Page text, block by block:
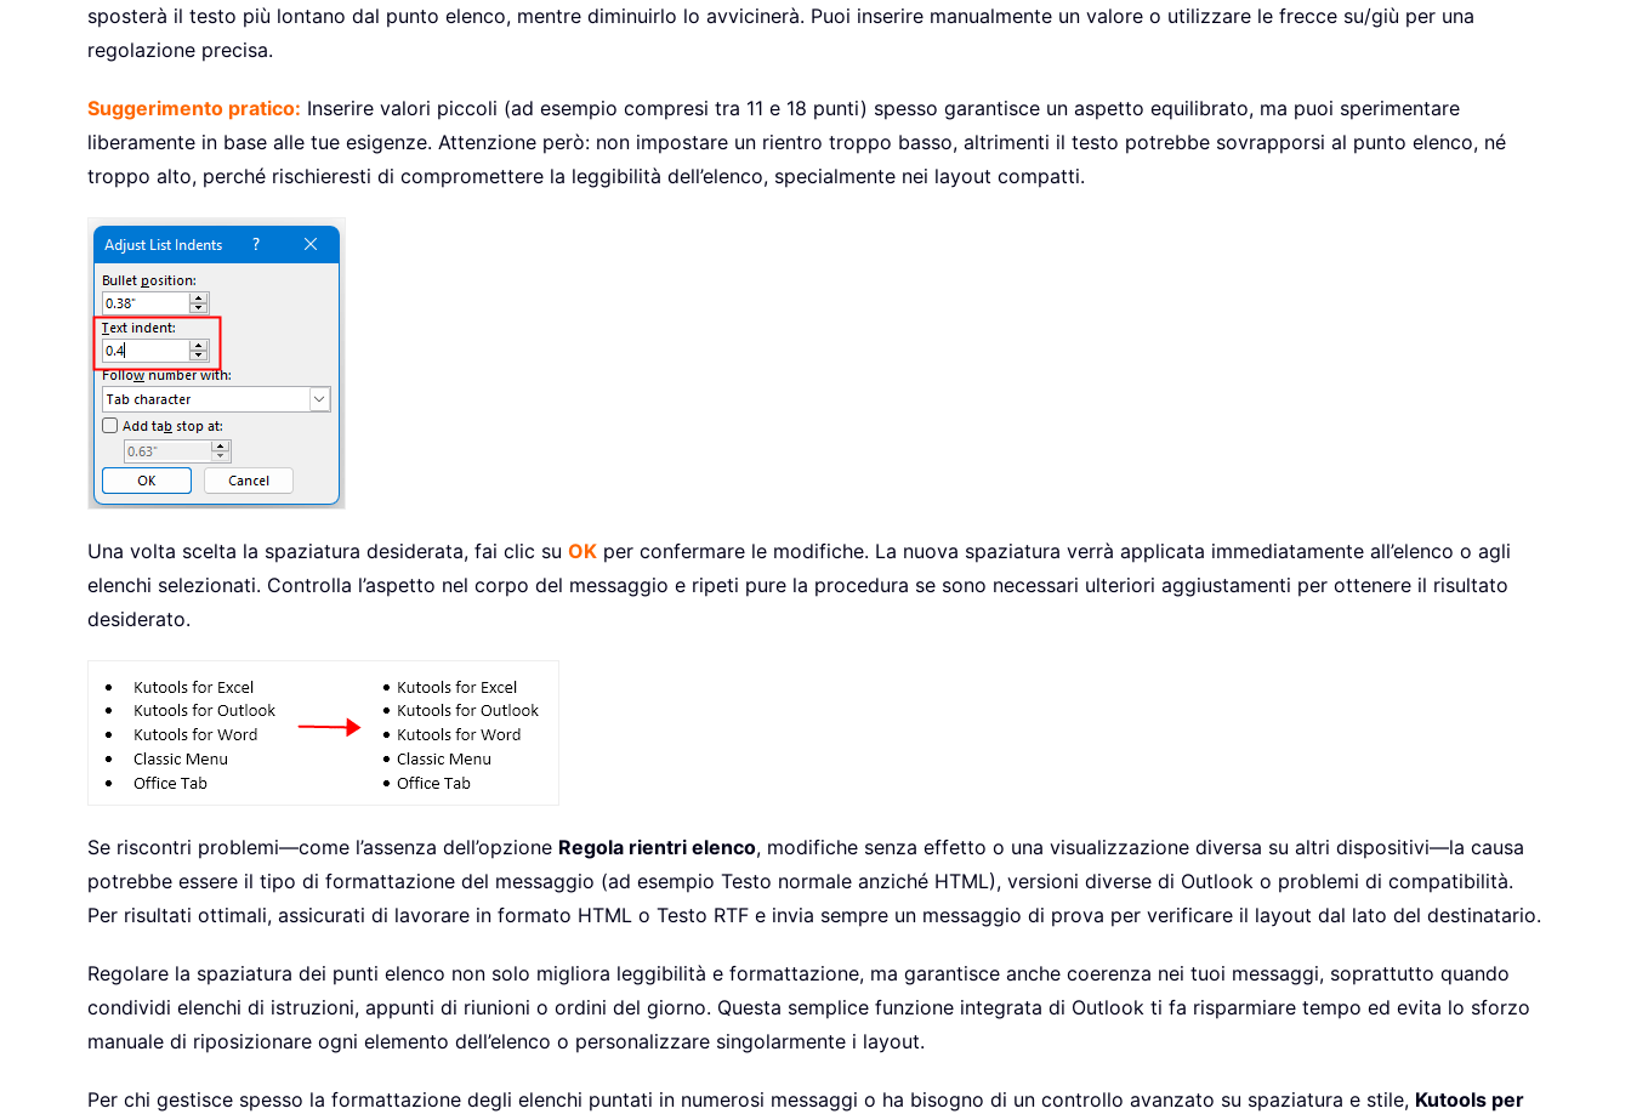
sposterà il testo più lontano dal punto elenco, mentre diminuirlo lo avvicinerà. Puoi inserire manualmente un valore o utilizzare le frecce su/giù per una
regolazione precisa.
Suggerimento pratico: Inserire valori piccoli (ad esempio compresi tra 11 e 18 punti) spesso garantisce un aspetto equilibrato, ma puoi sperimentare
liberamente in base alle tue esigenze. Attenzione però: non impostare un rientro troppo basso, altrimenti il testo potrebbe sovrapporsi al punto elenco, né
troppo alto, perché rischieresti di compromettere la leggibilità dell’elenco, specialmente nei layout compatti.
Una volta scelta la spaziatura desiderata, fai clic su OK per confermare le modifiche. La nuova spaziatura verrà applicata immediatamente all’elenco o agli
elenchi selezionati. Controlla l’aspetto nel corpo del messaggio e ripeti pure la procedura se sono necessari ulteriori aggiustamenti per ottenere il risultato
desiderato.
Se riscontri problemi—come l’assenza dell’opzione Regola rientri elenco, modifiche senza effetto o una visualizzazione diversa su altri dispositivi—la causa
potrebbe essere il tipo di formattazione del messaggio (ad esempio Testo normale anziché HTML), versioni diverse di Outlook o problemi di compatibilità.
Per risultati ottimali, assicurati di lavorare in formato HTML o Testo RTF e invia sempre un messaggio di prova per verificare il layout dal lato del destinatario.
Regolare la spaziatura dei punti elenco non solo migliora leggibilità e formattazione, ma garantisce anche coerenza nei tuoi messaggi, soprattutto quando
condividi elenchi di istruzioni, appunti di riunioni o ordini del giorno. Questa semplice funzione integrata di Outlook ti fa risparmiare tempo ed evita lo sforzo
manuale di riposizionare ogni elemento dell’elenco o personalizzare singolarmente i layout.
Per chi gestisce spesso la formattazione degli elenchi puntati in numerosi messaggi o ha bisogno di un controllo avanzato su spaziatura e stile, Kutools per